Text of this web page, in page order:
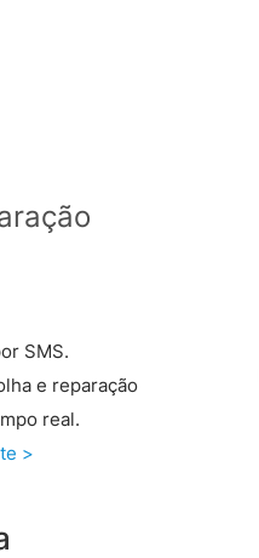
SMS.
e reparação
real.
>